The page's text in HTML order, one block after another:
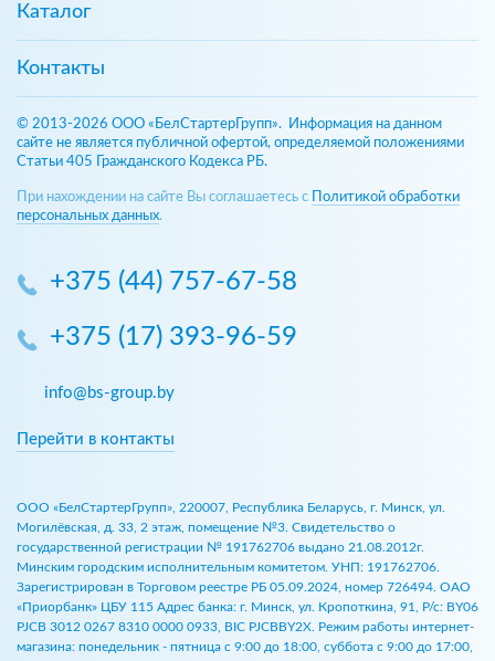
Каталог
Контакты
© 2013-2026 ООО «БелСтартерГрупп». Информация на данном
сайте не является публичной офертой, определяемой положениями
Статьи 405 Гражданского Кодекса РБ.
При нахождении на сайте Вы соглашаетесь с
Политикой обработки
персональных данных.
+375 (44) 757-67-58
+375 (17) 393-96-59
info@bs-group.by
Перейти в контакты
ООО «БелСтартерГрупп», 220007, Республика Беларусь, г. Минск, ул.
Могилёвская, д. 33, 2 этаж, помещение №3. Свидетельство о
государственной регистрации № 191762706 выдано 21.08.2012г.
Минским городским исполнительным комитетом. УНП: 191762706.
Зарегистрирован в Торговом реестре РБ 05.09.2024, номер 726494. ОАО
«Приорбанк» ЦБУ 115 Адрес банка: г. Минск, ул. Кропоткина, 91, Р/с: BY06
PJCB 3012 0267 8310 0000 0933, BIC PJCBBY2X. Режим работы интернет-
магазина: понедельник - пятница с 9:00 до 18:00, суббота с 9:00 до 17:00,